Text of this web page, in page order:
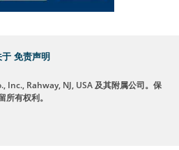
于 免责声明
Inc., Rahway, NJ, USA 及其附属公司。保
所有权利。